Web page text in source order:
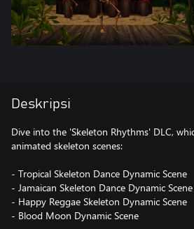
Deskripsi
Dive into the 'Skeleton Rhythms' DLC,
animated skeleton scenes:
- Tropical Skeleton Dance Dynamic Scene
- Jamaican Skeleton Dance Dynamic Scene
- Happy Reggae Skeleton Dynamic Scene
- Blood Moon Dynamic Scene